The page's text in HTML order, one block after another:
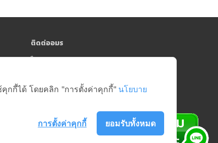
ติดต่ออมร
064-181-0809
Head Office (คลังสินค้าสาย 5)
บริษัท อมรศูนย์รวมอะไหล่อีเล็คโทรนิคส์ จำกัด
กกี้ได้ โดยคลิก "การตั้งค่าคุกกี้" นโยบาย
ยอมรับทั้งหมด
การตั้งค่าคุกกี้